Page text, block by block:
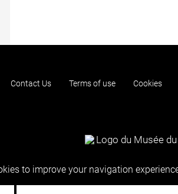
Contact Us Terms of use Cookies
to improve your navigation